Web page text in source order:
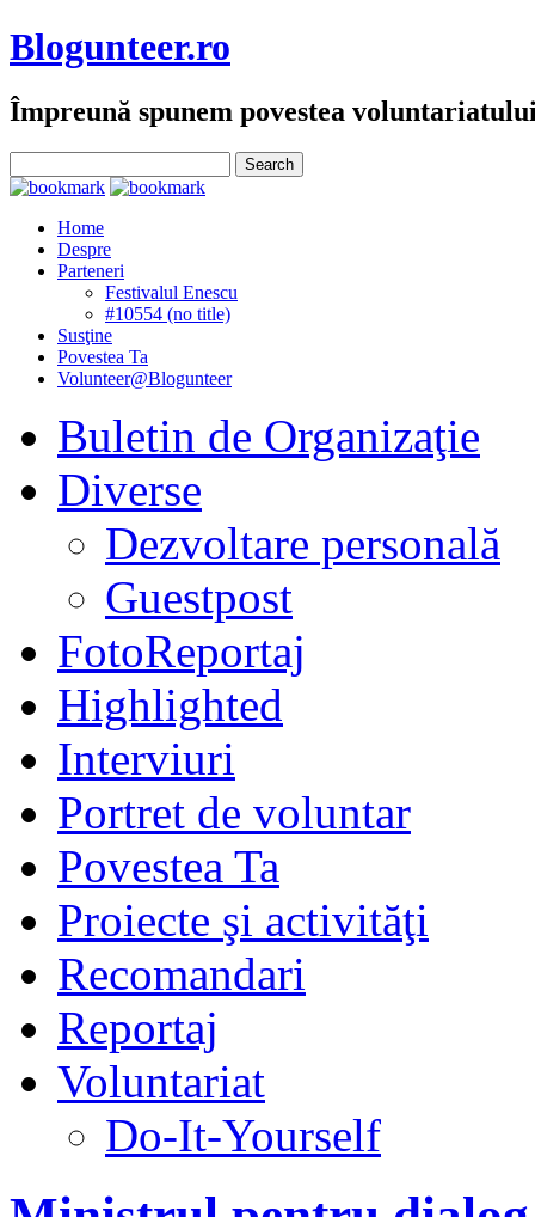
Blogunteer.ro
Împreună spunem povestea
Home
Despre
Parteneri
Festivalul Enescu
#10554 (no title)
Susţine
Povestea Ta
Volunteer@Blogunteer
Buletin de Organizaţie
Diverse
Dezvoltare personală
Guestpost
FotoReportaj
Highlighted
Interviuri
Portret de voluntar
Povestea Ta
Proiecte şi activităţi
Recomandari
Reportaj
Voluntariat
Do-It-Yourself